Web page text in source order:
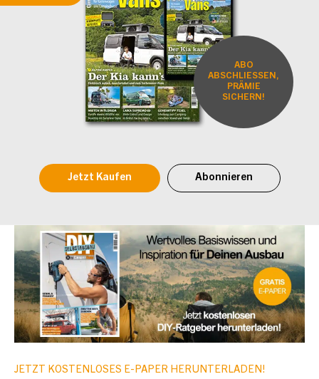
ABO
ABSCHLIESSEN,
PRÄMIE
SICHERN!
Jetzt Kaufen Abonnieren
JETZT KOSTENLOSES E-PAPER HERUNTERLADEN!